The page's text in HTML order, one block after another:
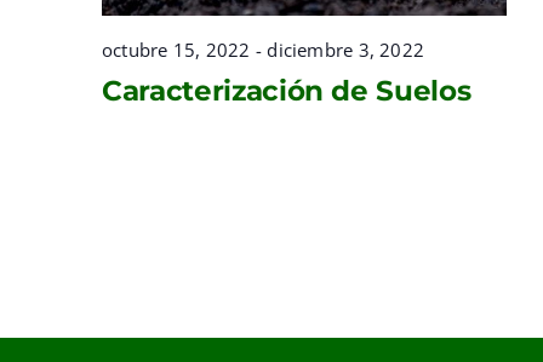
octubre 15, 2022 -diciembre 3, 2022
Caracterización de Suelos